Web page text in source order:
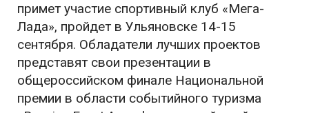
примет участие спортивный клуб «Мега-
Лада», пройдет в Ульяновске 14-15
сентября. Обладатели лучших проектов
представят свои презентации в
общероссийском финале Национальной
премии в области событийного туризма